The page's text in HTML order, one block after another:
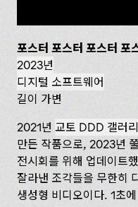
포스터 포스터 포스터 포
2023년
디지털 소프트웨어
길이 가변
2021년 교토 DDD 갤러
만든 작품으로, 2023년
전시회를 위해 업데이트
잘라낸 조각들을 무한히
생성형 비디오이다. 1초